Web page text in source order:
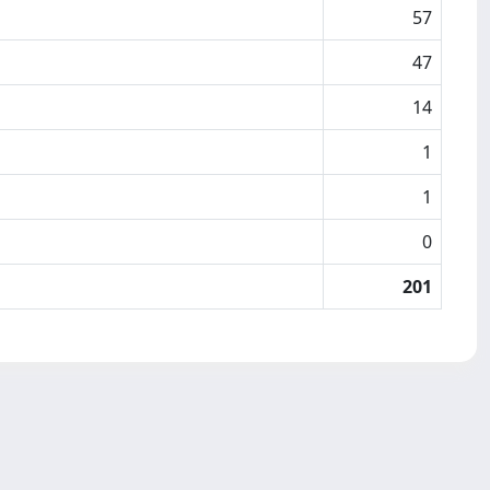
57
47
14
1
1
0
201